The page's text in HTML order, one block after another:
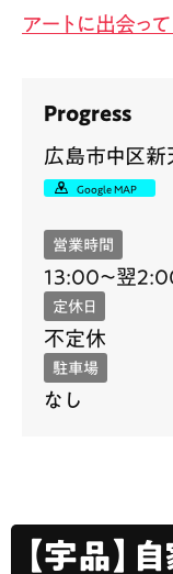
アートに出会って
Progress
広島市中区新
Google MAP
営業時間
13:00〜翌
定休日
不定休
駐車場
なし
【宇品】